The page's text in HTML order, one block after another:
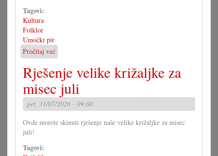
Tagovi:
Kultura
Folklor
Umočki pir
Pročitaj već
Jubilarna
predstava
umočkoga
pira
Rješenje velike križaljke za
misec juli
pet, 31/07/2026 - 09:00
Ovde morete skinuti rješenje naše velike križaljke za misec
juli!
Tagovi: